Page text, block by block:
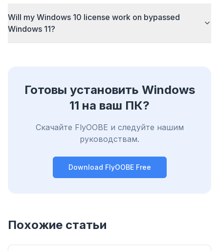
Will my Windows 10 license work on bypassed
Windows 11?
Готовы установить Windows
11 на ваш ПК?
Скачайте FlyOOBE и следуйте нашим
руководствам.
Download FlyOOBE Free
Похожие статьи